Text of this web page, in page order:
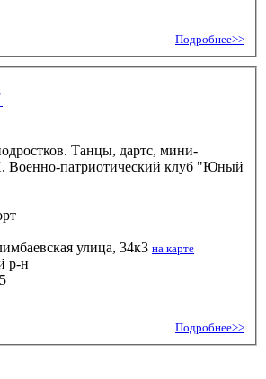
Подробнее>>
Танцы, дартс, мини-
улица, 34к3 на карте
р-н
Подробнее>>